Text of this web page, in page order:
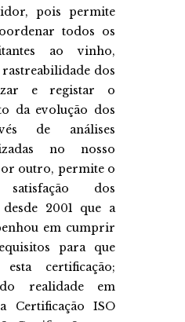
pois permite
todos os
ao vinho,
dos
e registar o
da evolução dos
de análises
no nosso
outro, permite o
dos
2001 que a
em cumprir
para que
certificação;
realidade em
Certificação ISO